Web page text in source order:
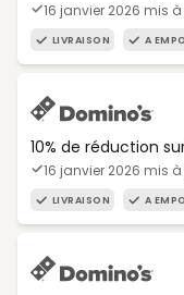
16 janvier 2026 mis
LIVRAISON A
10% de réduction
16 janvier 2026 mis
LIVRAISON A